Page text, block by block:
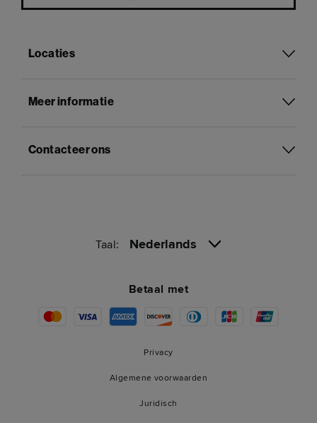
Locaties
Meer informatie
Contacteer ons
Taal: Nederlands
Betaal met
Privacy
Algemene voorwaarden
Juridisch